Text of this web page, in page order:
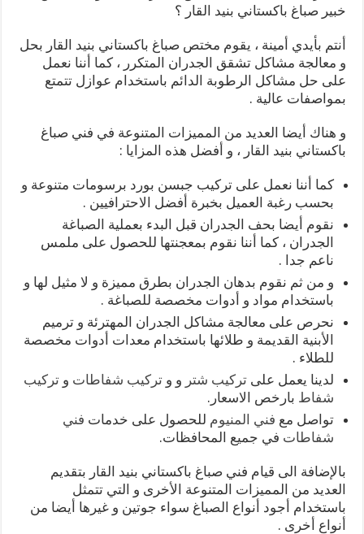
خبير صباغ باكستاني بنيد القار ؟
أنتم بأيدي أمينة ، يقوم مختص صباغ باكستاني بنيد القار بحل
و معالجة مشاكل تشقق الجدران المتكرر ، كما أننا نعمل
على حل مشاكل الرطوبة الدائم باستخدام عوازل تتمتع
بمواصفات عالية .
و هناك أيضا العديد من المميزات المتنوعة في فني صباغ
باكستاني بنيد القار ، و أفضل هذه المزايا :
كما أننا نعمل على تركيب جبسن بورد برسومات متنوعة و
بحسب رغبة العميل بخبرة أفضل الاحترافيين .
نقوم أيضا بحف الجدران قبل البدء بعملية الصباغة
الجدران ، كما أننا نقوم بمعجنتها للحصول على ملمس
ناعم جدا .
و من ثم نقوم بدهان الجدران بطرق مميزة و لا مثيل لها و
باستخدام مواد و أدوات مخصصة للصباغة .
نحرص على معالجة مشاكل الجدران المهترئة و ترميم
الأبنية القديمة و طلائها باستخدام معدات أدوات مخصصة
للطلاء .
لدينا يعمل علىتركيب شتر و وتركيب شفاطات وتركيب
شفاط بارخص الاسعار.
تواصل مع فني المنيوم للحصول على خدمات فني
شفاطات في جميع المحافظات.
بالإضافة الى قيام فني صباغ باكستاني بنيد القار بتقديم
العديد من المميزات المتنوعة الأخرى و التي تتمثل
باستخدام أجود أنواع الصباغ سواء جوتين و غيرها أيضا من
أنواع أخرى .